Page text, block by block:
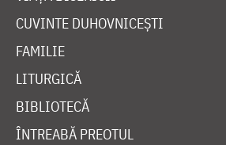
CUVINTE DUHOVNICEȘTI
FAMILIE
LITURGICĂ
BIBLIOTECĂ
ÎNTREABĂ PREOTUL